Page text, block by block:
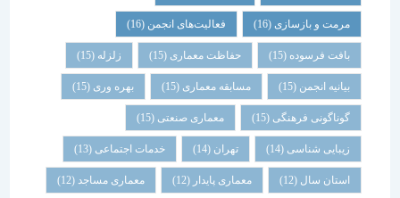
مرمت و بازسازی(16) فعالیت‌های انجمن(16)
بافت فرسوده (15) حفاظت معماری (15) زلزله
بیانیه انجمن(15) مسابقه معماری (15) بهره وری(15)
گوناگونی فرهنگی (15) معماری صنعتی(15)
زیبایی شناسی (14) تهران خدمات اجتماعی(13)
استان سال(12) معماری پایدار (12) معماری مساجد(12)